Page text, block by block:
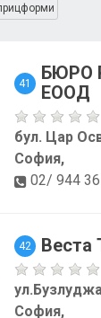
41
БЮРО
ЕООД
бул. Цар
София,
02/ 944
42 Веста
София,